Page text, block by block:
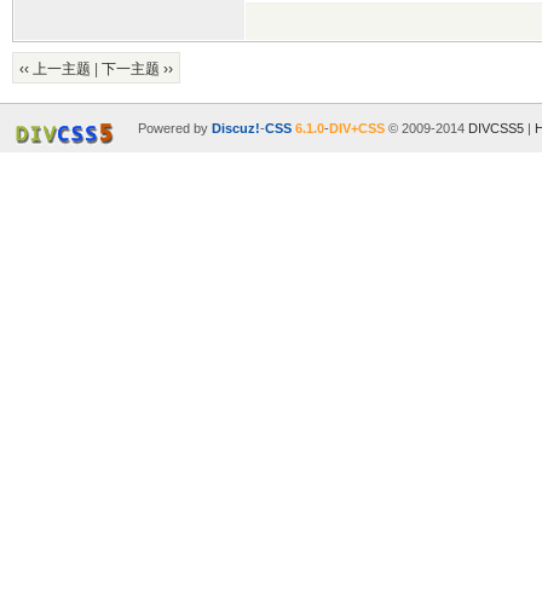
‹‹ 上一主题 下一主题 ››
Powered by Discuz!-CSS 6.1.0-DIV+CSS© 2009-2014 DIVCSS5|